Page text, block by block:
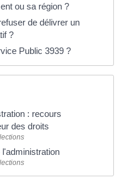
ou sa région ?
de délivrer un
?
Public 3939 ?
: recours
des droits